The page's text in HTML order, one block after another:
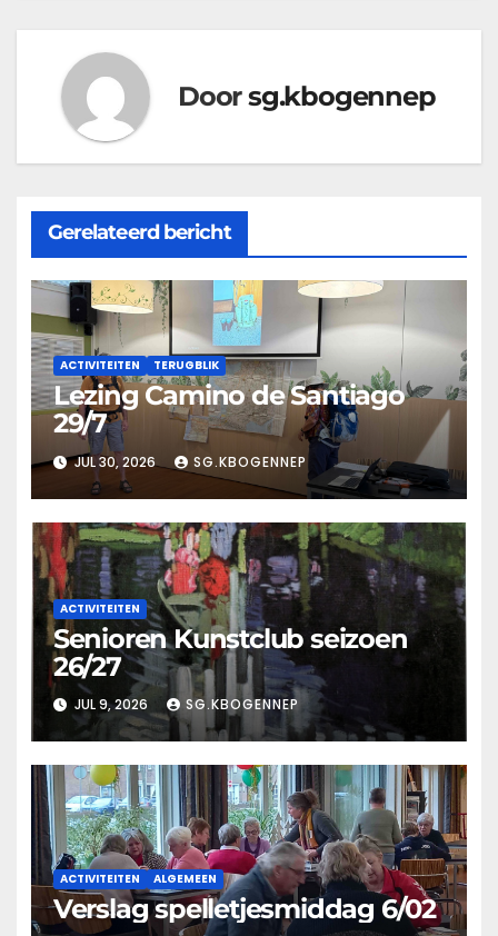
Doorsg.kbogennep
Gerelateerd bericht
ACTIVITEITEN TERUGBLIK
Lezing Camino de Santiago
29/7
JUL 30, 2026 SG.KBOGENNEP
ACTIVITEITEN
Senioren Kunstclub seizoen
26/27
JUL 9, 2026 SG.KBOGENNEP
ACTIVITEITEN ALGEMEEN
Verslag spelletjesmiddag 6/02